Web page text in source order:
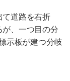
て道路を右折
が、一つ目の分
示板が建つ分岐